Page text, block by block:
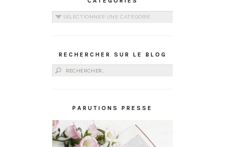
Catégories
RECHERCHER SUR LE BLOG
Rechercher :
PARUTIONS PRESSE